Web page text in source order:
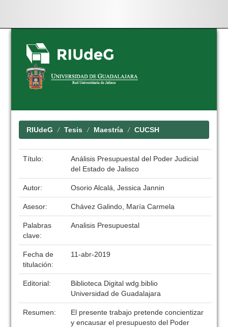
Skip
navigation
RIUdeG Tesis Maestría CUCSH
Título:
Análisis Presupuestal del Poder Judicial
del Estado de Jalisco
Autor: Osorio Alcalá, Jessica Jannin
Asesor: Chávez Galindo, María Carmela
Palabras
clave:
Analisis Presupuestal
Fecha de
titulación:
11-abr-2019
Editorial:
Biblioteca Digital wdg.biblio
Universidad de Guadalajara
Resumen:
El presente trabajo pretende concientizar
y encausar el presupuesto del Poder